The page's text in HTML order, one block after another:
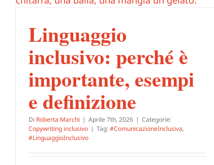
Linguaggio
inclusivo: perché è
importante, esempi
e definizione
Di Roberta Marchi | Aprile 7th, 2026 | Categorie:
Copywriting inclusivo | Tag:#ComunicazioneInclusiva,
#LinguaggioInclusivo